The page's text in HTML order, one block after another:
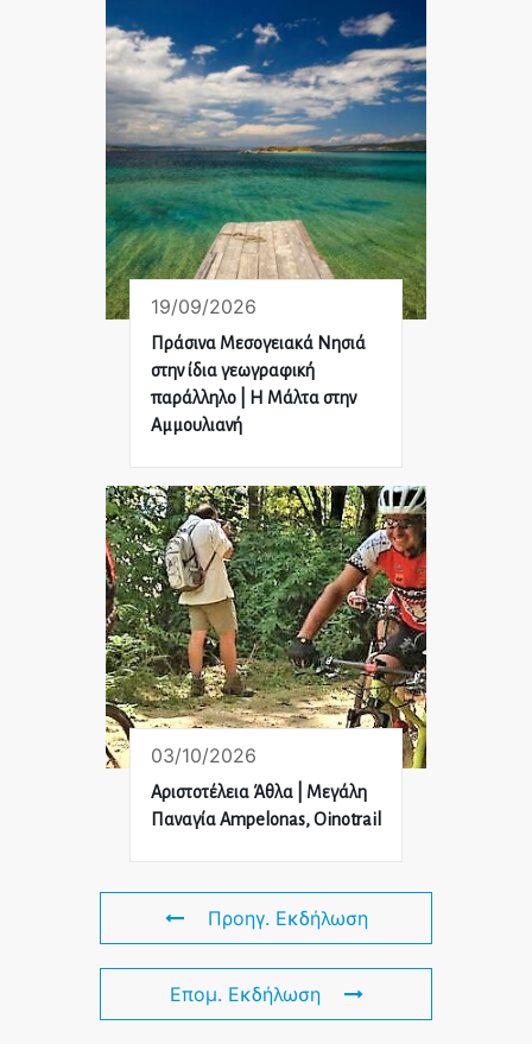
19/09/2026
Πράσινα Μεσογειακά Νησιά
στην ίδια γεωγραφική
παράλληλο | Η Μάλτα στην
Αμμουλιανή
03/10/2026
Αριστοτέλεια Άθλα | Μεγάλη
Παναγία Ampelonas, Oinotrail
Προηγ. Εκδήλωση
Επομ. Εκδήλωση